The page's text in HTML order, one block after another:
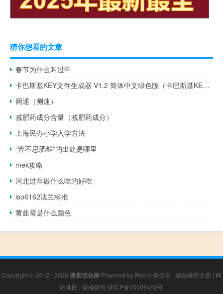
猜你想看的文章
春节为什么叫过年
卡巴斯基KEY文件生成器 V1.2 简体中文绿色版（卡巴斯基KEY文件生成器 V1.2 简体中文绿色版功能简介）
网通（测速）
减肥药成分含量（减肥药成分）
上海民办小学入学方法
“皆不思肥鲜”的出处是哪里
mek攻略
河北过年做什么吃的好吃
iso6162法兰标准
黄曲霉是什么颜色
Copyright © 2012 - 2026 搜索优化师 Powered by 网站分类目录 | 精选推荐文章 | 网
站地图 | 疑难解答 陕ICP备05009492号